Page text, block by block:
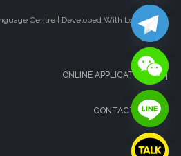
Centre | Developed With Love By
ONLINE APPLICATION
CONTACT US
FAQS